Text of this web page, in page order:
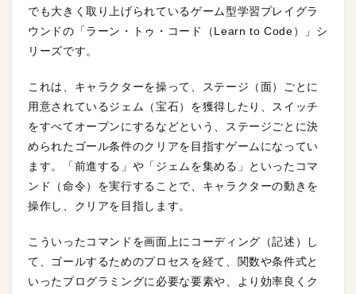
でも大きく取り上げられているゲーム型学習プレイグラ
ウンドの「ラーン・トゥ・コード（Learn to Code）」シ
リーズです。
これは、キャラクターを操って、ステージ（面）ごとに
用意されているジェム（宝石）を獲得したり、スイッチ
をすべてオープンにするなどという、ステージごとに決
められたゴール条件のクリアを目指すゲームになってい
ます。「前進する」や「ジェムを集める」といったコマ
ンド（命令）を実行することで、キャラクターの動きを
操作し、クリアを目指します。
こういったコマンドを画面上にコーディング（記述）し
て、ゴールするためのプロセスを経て、関数や条件式と
いったプログラミングに必要な要素や、より効率良くク